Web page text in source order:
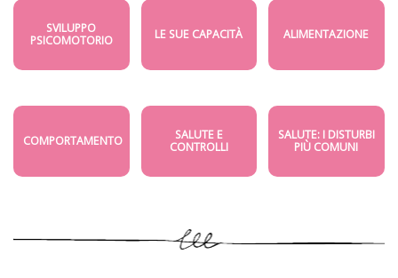
SVILUPPO
PSICOMOTORIO
LE SUE CAPACITÀ ALIMENTAZIONE
COMPORTAMENTO
SALUTE E
CONTROLLI
SALUTE: I DISTURBI
PIÙ COMUNI